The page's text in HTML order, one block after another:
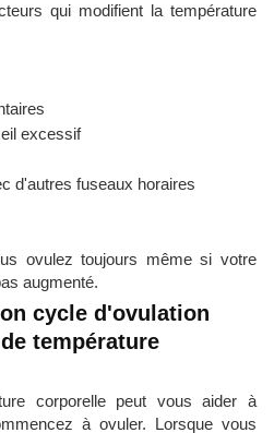
qui modifient la température
excessif
d'autres fuseaux horaires
ovulez toujours même si votre
augmenté.
cycle d'ovulation
température
corporelle peut vous aider à
à ovuler. Lorsque vous